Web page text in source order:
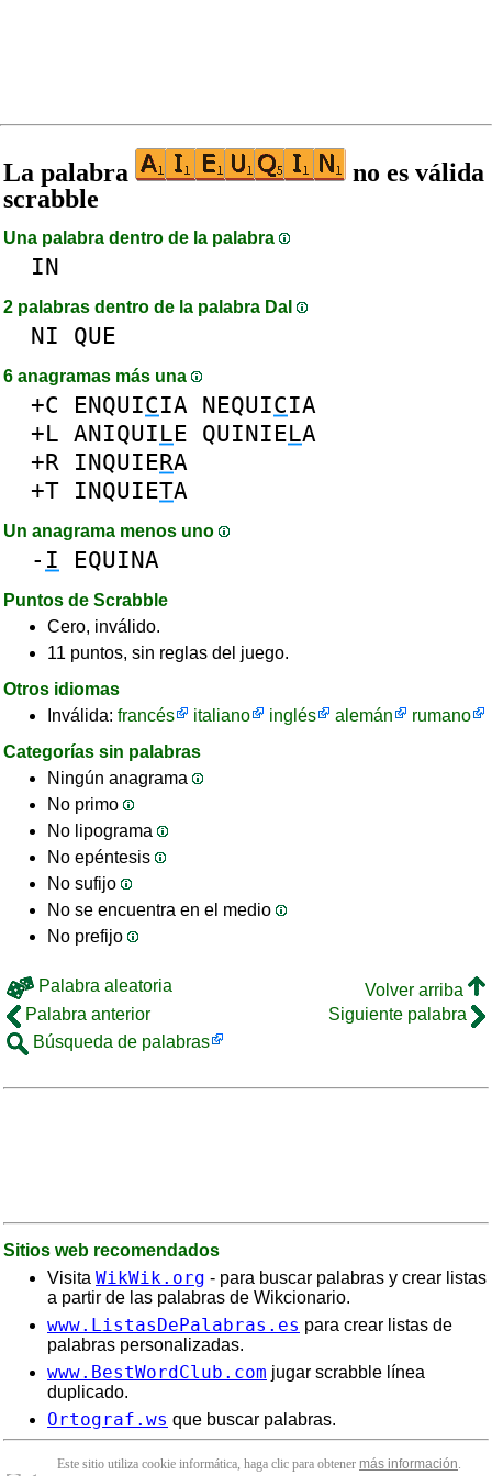
La palabra
no es válida
scrabble
Una palabra dentro de la palabra
IN
2 palabras dentro de la palabra DaI
NI QUE
6 anagramas más una
+C ENQUICIA NEQUICIA
+L ANIQUILE QUINIELA
+R INQUIERA
+T INQUIETA
Un anagrama menos uno
- I EQUINA
Puntos de Scrabble
Cero, inválido.
11 puntos, sin reglas del juego.
Otros idiomas
Inválida: francés italiano inglés alemán
rumano
Categorías sin palabras
Ningún anagrama
No primo
No lipograma
No epéntesis
No sufijo
No se encuentra en el medio
No prefijo
Palabra aleatoria
Volver arriba
Palabra anterior
Siguiente palabra
Búsqueda de palabras
Sitios web recomendados
Visita WikWik.org - para buscar palabras y crear listas
a partir de las palabras de Wikcionario.
www.ListasDePalabras.es para crear listas de
palabras personalizadas.
www.BestWordClub.com jugar scrabble línea
duplicado.
Ortograf.ws que buscar palabras.
Este sitio utiliza cookie informática, haga clic para obtener más información.